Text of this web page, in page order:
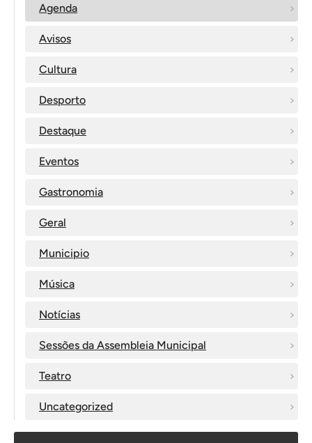
Agenda
Avisos
Cultura
Desporto
Destaque
Eventos
Gastronomia
Geral
Municipio
Música
Notícias
Sessões da Assembleia Municipal
Teatro
Uncategorized